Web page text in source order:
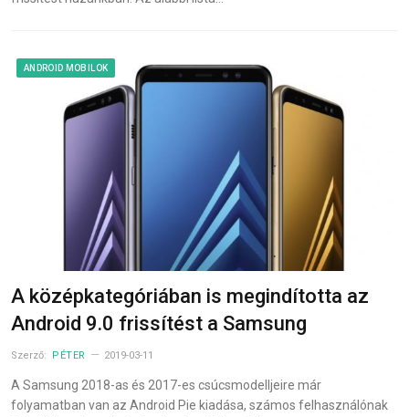
ANDROID MOBILOK
A középkategóriában is megindította az
Android 9.0 frissítést a Samsung
Szerző: PÉTER 2019-03-11
A Samsung 2018-as és 2017-es csúcsmodelljeire már
folyamatban van az Android Pie kiadása, számos felhasználónak